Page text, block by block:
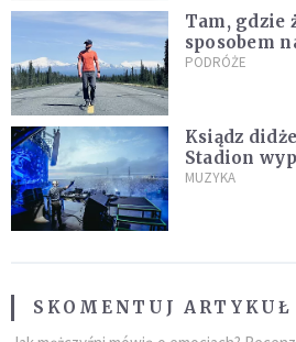
Tam, gdzie
sposobem
tygodnie na
PODRÓŻE
Ksiądz
Stadion
MUZYKA
SKOMENTUJ ARTYKUŁ